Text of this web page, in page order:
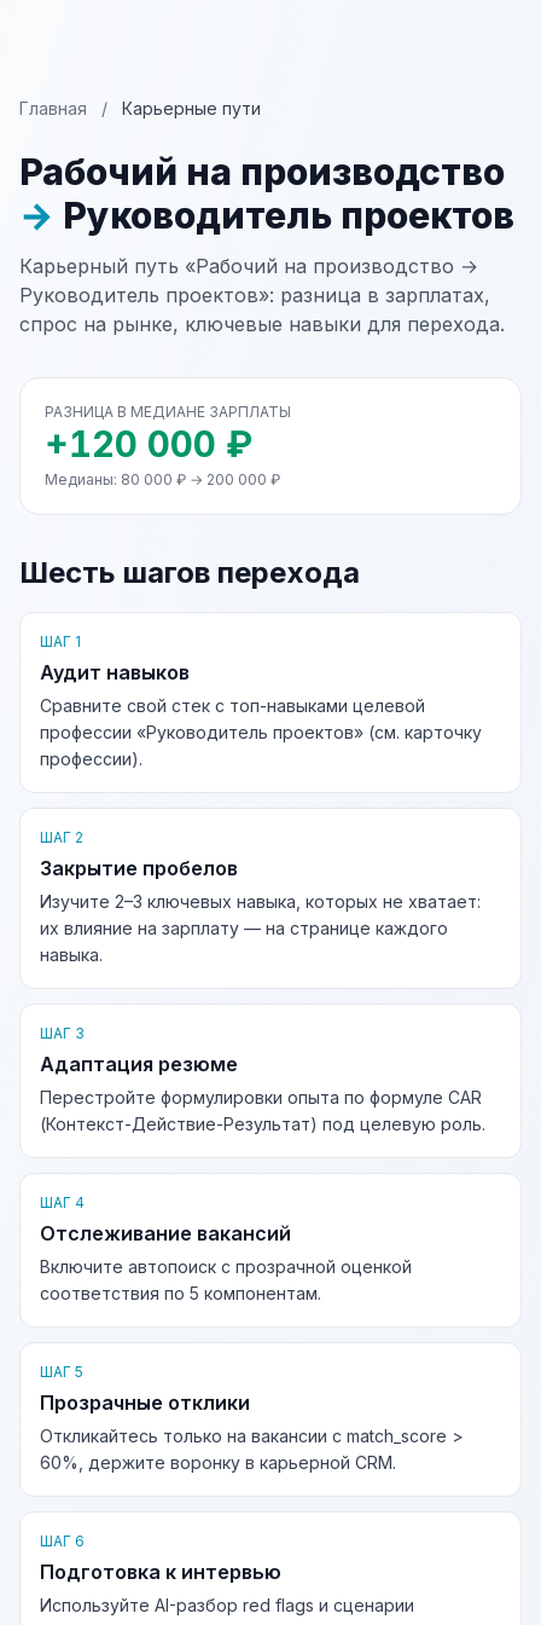
Главная / Карьерные пути
Рабочий на производство
→ Руководитель проектов
Карьерный путь «Рабочий на производство →
Руководитель проектов»: разница в зарплатах,
спрос на рынке, ключевые навыки для перехода.
РАЗНИЦА В МЕДИАНЕ ЗАРПЛАТЫ
+120 000 ₽
Медианы: 80 000 ₽ → 200 000 ₽
Шесть шагов перехода
ШАГ 1
Аудит навыков
Сравните свой стек с топ-навыками целевой
профессии «Руководитель проектов» (см. карточку
профессии).
ШАГ 2
Закрытие пробелов
Изучите 2–3 ключевых навыка, которых не хватает:
их влияние на зарплату — на странице каждого
навыка.
ШАГ 3
Адаптация резюме
Перестройте формулировки опыта по формуле CAR
(Контекст-Действие-Результат) под целевую роль.
ШАГ 4
Отслеживание вакансий
Включите автопоиск с прозрачной оценкой
соответствия по 5 компонентам.
ШАГ 5
Прозрачные отклики
Откликайтесь только на вакансии с match_score >
60%, держите воронку в карьерной CRM.
ШАГ 6
Подготовка к интервью
Используйте AI-разбор red flags и сценарии